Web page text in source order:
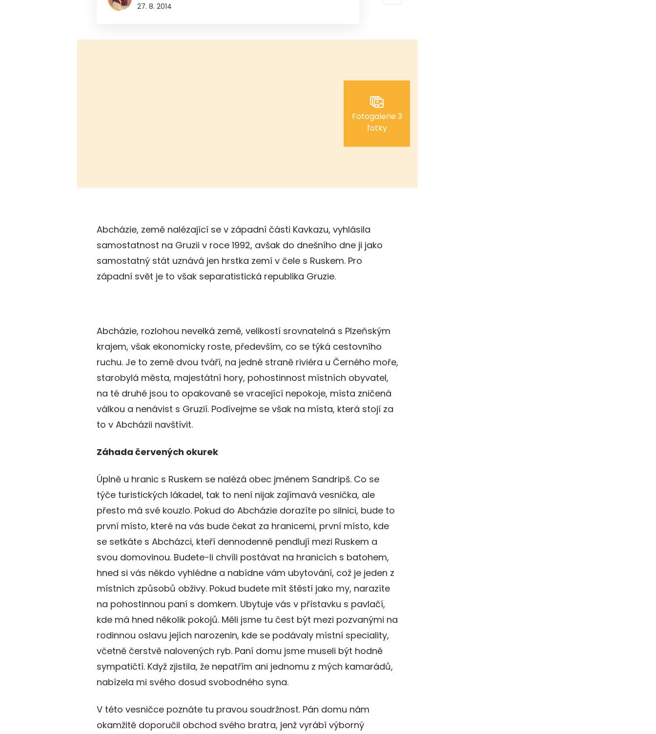
27. 8. 2014
Fotogalerie 3
fotky
Abcházie, země nalézající se v západní části Kavkazu, vyhlásila
samostatnost na Gruzii v roce 1992, avšak do dnešního dne ji jako
samostatný stát uznává jen hrstka zemí v čele s Ruskem. Pro
západní svět je to však separatistická republika Gruzie.
Abcházie, rozlohou nevelká země, velikostí srovnatelná s Plzeňským
krajem, však ekonomicky roste, především, co se týká cestovního
ruchu. Je to země dvou tváří, na jedné straně riviéra u Černého moře,
starobylá města, majestátní hory, pohostinnost místních obyvatel,
na té druhé jsou to opakovaně se vracející nepokoje, místa zničená
válkou a nenávist s Gruzií. Podívejme se však na místa, která stojí za
to v Abcházii navštívit.
Záhada červených okurek
Úplně u hranic s Ruskem se nalézá obec jménem Sandripš. Co se
týče turistických lákadel, tak to není nijak zajímavá vesnička, ale
přesto má své kouzlo. Pokud do Abcházie dorazíte po silnici, bude to
první místo, které na vás bude čekat za hranicemi, první místo, kde
se setkáte s Abcházci, kteří dennodenně pendlují mezi Ruskem a
svou domovinou. Budete-li chvíli postávat na hranicích s batohem,
hned si vás někdo vyhlédne a nabídne vám ubytování, což je jeden z
místních způsobů obživy. Pokud budete mít štěstí jako my, narazíte
na pohostinnou paní s domkem. Ubytuje vás v přístavku s pavlačí,
kde má hned několik pokojů. Měli jsme tu čest být mezi pozvanými na
rodinnou oslavu jejích narozenin, kde se podávaly místní speciality,
včetně čerstvě nalovených ryb. Paní domu jsme museli být hodně
sympatičtí. Když zjistila, že nepatřím ani jednomu z mých kamarádů,
nabízela mi svého dosud svobodného syna.
V této vesničce poznáte tu pravou soudržnost. Pán domu nám
okamžitě doporučil obchod svého bratra, jenž vyrábí výborný